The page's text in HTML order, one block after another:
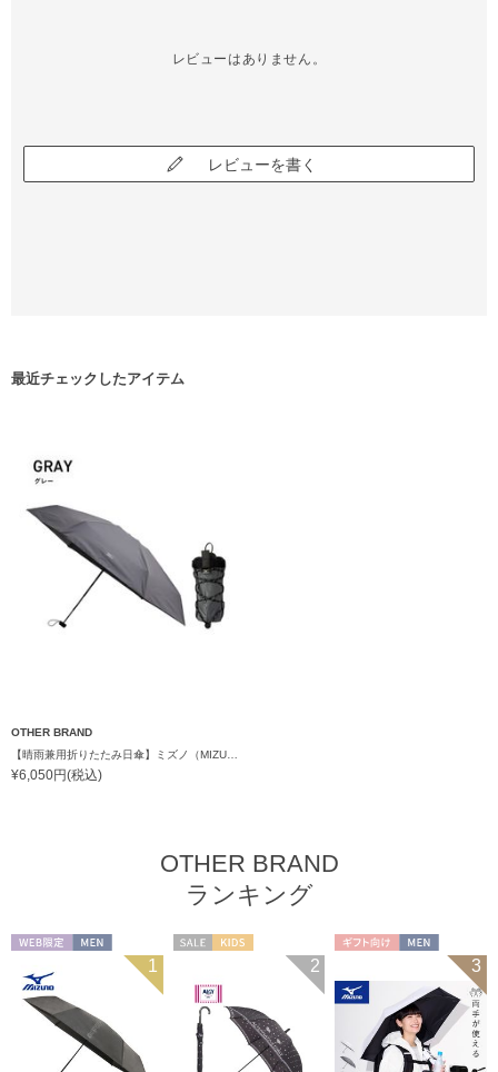
レビューはありません。
レビューを書く
最近チェックしたアイテム
OTHER BRAND
¥6,050円(税込)
OTHER BRAND
ランキング
1 2 3